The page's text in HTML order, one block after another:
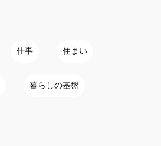
仕事 住まい
暮らしの基盤